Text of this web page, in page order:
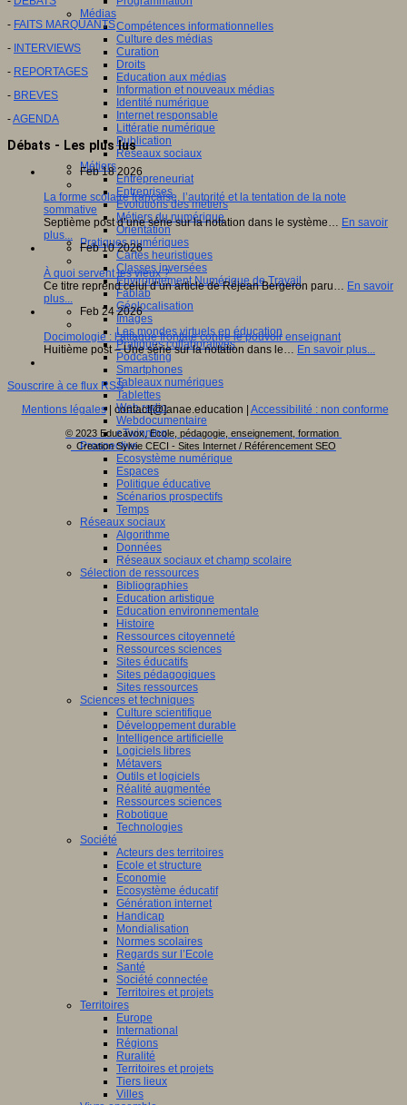
Médias
Compétences informationnelles
Culture des médias
Curation
Droits
Education aux médias
Information et nouveaux médias
Identité numérique
Internet responsable
Littératie numérique
Publication
Réseaux sociaux
Métiers
Entrepreneuriat
Entreprises
Evolutions des métiers
Métiers du numérique
Orientation
Pratiques numériques
Cartes heuristiques
Classes inversées
Environnement Numérique de Travail
Fablab
Géolocalisation
Images
Les mondes virtuels en éducation
Pratiques collaboratives
Podcasting
Smartphones
Tableaux numériques
Tablettes
Web radio
Webdocumentaire
eTwinning
Prospective
Ecosystème numérique
Espaces
Politique éducative
Scénarios prospectifs
Temps
Réseaux sociaux
Algorithme
Données
Réseaux sociaux et champ scolaire
Sélection de ressources
Bibliographies
Education artistique
Education environnementale
Histoire
Ressources citoyenneté
Ressources sciences
Sites éducatifs
Sites pédagogiques
Sites ressources
Sciences et techniques
Culture scientifique
Développement durable
Intelligence artificielle
Logiciels libres
Métavers
Outils et logiciels
Réalité augmentée
Ressources sciences
Robotique
Technologies
Société
Acteurs des territoires
Ecole et structure
Economie
Ecosystème éducatif
Génération internet
Handicap
Mondialisation
Normes scolaires
Regards sur l’Ecole
Santé
Société connectée
Territoires et projets
Territoires
Europe
International
Régions
Ruralité
Territoires et projets
Tiers lieux
Villes
- FAITS MARQUANTS
- INTERVIEWS
- REPORTAGES
- BREVES
-AGENDA
Débats - Les plus lus
Feb 18 2026
La forme scolaire française, l’autorité et la tentation de la note
sommative
Septième post d’une série sur la notation dans le système… En savoir
plus...
Feb 10 2026
À quoi servent les vieux ?
Ce titre reprend celui d’un article de Réjean Bergeron paru… En savoir
plus...
Feb 24 2026
Docimologie : l’attaque frontale contre le pouvoir enseignant
Huitième post – Une série sur la notation dans le… En savoir plus...
Souscrire à ce flux RSS
Mentions légales| contact[@]anae.education | Accessibilité : non conforme
© 2023 Educavox, Ecole, pédagogie, enseignement, formation
Creation Sylvie CECI - Sites Internet / Référencement SEO